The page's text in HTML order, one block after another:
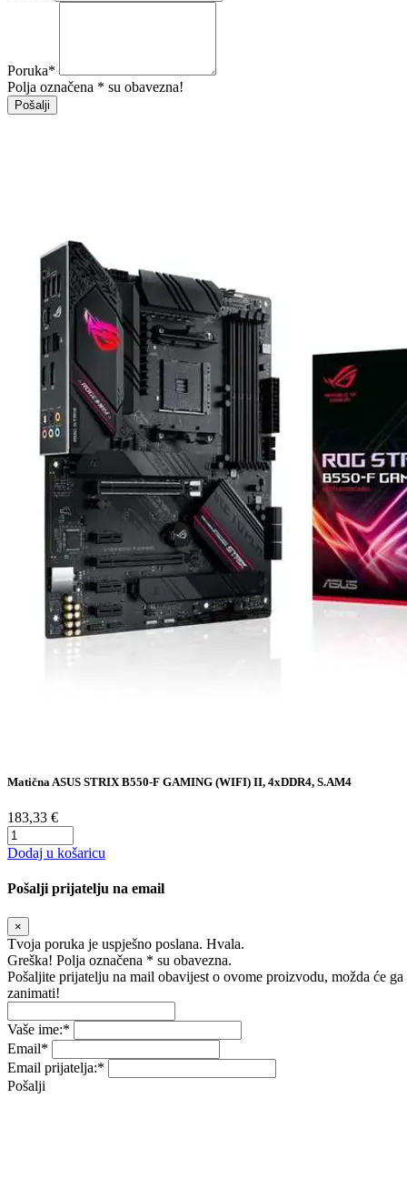
Poruka*
Polja označena * su obavezna!
Pošalji
Matična ASUS STRIX B550-F GAMING (WIFI) II, 4xDDR4, S.AM4
183,33 €
Dodaj u košaricu
Pošalji prijatelju na email
×
Tvoja poruka je uspješno poslana. Hvala.
Greška! Polja označena * su obavezna.
Pošaljite prijatelju na mail obavijest o ovome proizvodu, možda će ga
zanimati!
Vaše ime:*
Email*
Email prijatelja:*
Pošalji